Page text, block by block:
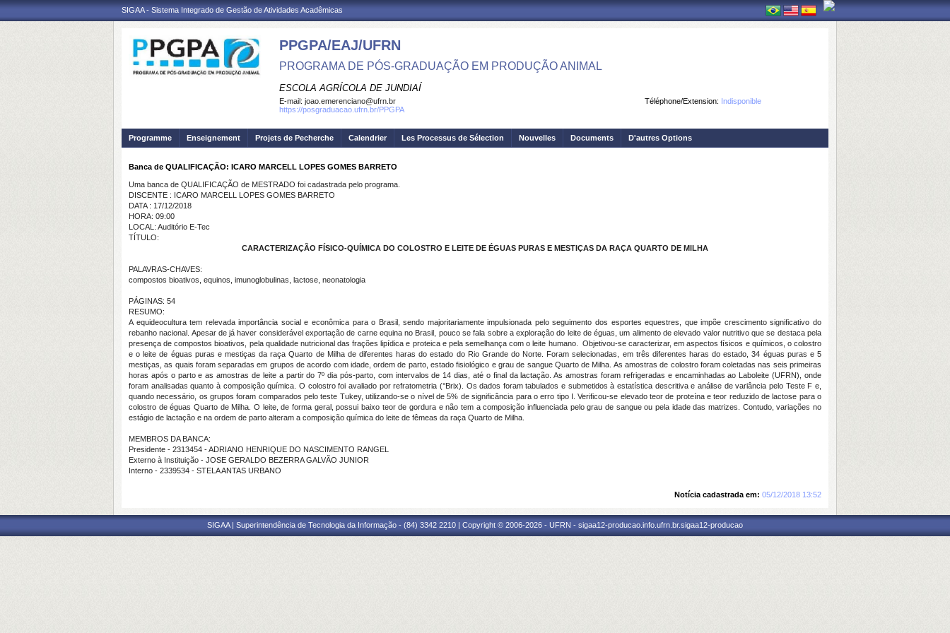
SIGAA - Sistema Integrado de Gestão de Atividades Acadêmicas
PPGPA/EAJ/UFRN
PROGRAMA DE PÓS-GRADUAÇÃO EM PRODUÇÃO ANIMAL
ESCOLA AGRÍCOLA DE JUNDIAÍ
Téléphone/Extension: Indisponible
E-mail: joao.emerenciano@ufrn.br
https://posgraduacao.ufrn.br/PPGPA
Programme Enseignement Projets de Pecherche Calendrier Les Processus de Sélection Nouvelles Documents D'autres Options
Banca de QUALIFICAÇÃO: ICARO MARCELL LOPES GOMES BARRETO
Uma banca de QUALIFICAÇÃO de MESTRADO foi cadastrada pelo programa.
DISCENTE : ICARO MARCELL LOPES GOMES BARRETO
DATA : 17/12/2018
HORA: 09:00
LOCAL: Auditório E-Tec
TÍTULO:
CARACTERIZAÇÃO FÍSICO-QUÍMICA DO COLOSTRO E LEITE DE ÉGUAS PURAS E MESTIÇAS DA RAÇA QUARTO DE MILHA
PALAVRAS-CHAVES:
compostos bioativos, equinos, imunoglobulinas, lactose, neonatologia
PÁGINAS: 54
RESUMO:
A equideocultura tem relevada importância social e econômica para o Brasil, sendo majoritariamente impulsionada pelo seguimento dos esportes equestres, que impõe crescimento significativo do
rebanho nacional. Apesar de já haver considerável exportação de carne equina no Brasil, pouco se fala sobre a exploração do leite de éguas, um alimento de elevado valor nutritivo que se destaca pela
presença de compostos bioativos, pela qualidade nutricional das frações lipídica e proteica e pela semelhança com o leite humano. Objetivou-se caracterizar, em aspectos físicos e químicos, o colostro
e o leite de éguas puras e mestiças da raça Quarto de Milha de diferentes haras do estado do Rio Grande do Norte. Foram selecionadas, em três diferentes haras do estado, 34 éguas puras e 5
mestiças, as quais foram separadas em grupos de acordo com idade, ordem de parto, estado fisiológico e grau de sangue Quarto de Milha. As amostras de colostro foram coletadas nas seis primeiras
horas após o parto e as amostras de leite a partir do 7º dia pós-parto, com intervalos de 14 dias, até o final da lactação. As amostras foram refrigeradas e encaminhadas ao Laboleite (UFRN), onde
foram analisadas quanto à composição química. O colostro foi avaliado por refratometria (°Brix). Os dados foram tabulados e submetidos à estatística descritiva e análise de variância pelo Teste F e,
quando necessário, os grupos foram comparados pelo teste Tukey, utilizando-se o nível de 5% de significância para o erro tipo I. Verificou-se elevado teor de proteína e teor reduzido de lactose para o
colostro de éguas Quarto de Milha. O leite, de forma geral, possui baixo teor de gordura e não tem a composição influenciada pelo grau de sangue ou pela idade das matrizes. Contudo, variações no
estágio de lactação e na ordem de parto alteram a composição química do leite de fêmeas da raça Quarto de Milha.
MEMBROS DA BANCA:
Presidente - 2313454 - ADRIANO HENRIQUE DO NASCIMENTO RANGEL
Externo à Instituição - JOSE GERALDO BEZERRA GALVÃO JUNIOR
Interno - 2339534 - STELA ANTAS URBANO
Notícia cadastrada em: 05/12/2018 13:52
SIGAA | Superintendência de Tecnologia da Informação - (84) 3342 2210 | Copyright © 2006-2026 - UFRN - sigaa12-producao.info.ufrn.br.sigaa12-producao